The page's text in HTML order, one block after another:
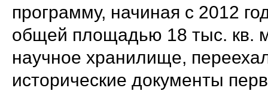
программу, начиная с 2012
общей площадью 18 тыс. кв.
научное хранилище,
исторические документы